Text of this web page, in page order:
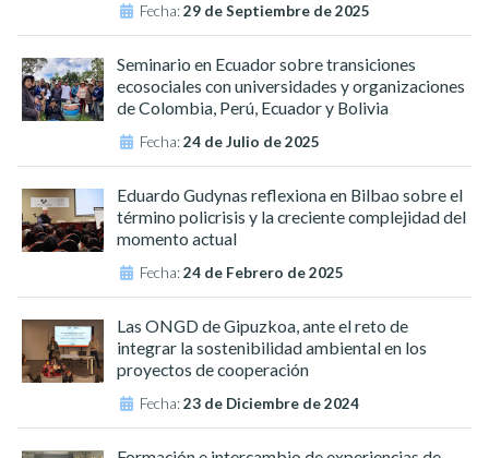
Fecha:29 de Septiembre de 2025
Seminario en Ecuador sobre transiciones
ecosociales con universidades y organizaciones
de Colombia, Perú, Ecuador y Bolivia
Fecha:24 de Julio de 2025
Eduardo Gudynas reflexiona en Bilbao sobre el
término policrisis y la creciente complejidad del
momento actual
Fecha:24 de Febrero de 2025
Las ONGD de Gipuzkoa, ante el reto de
integrar la sostenibilidad ambiental en los
proyectos de cooperación
Fecha:23 de Diciembre de 2024